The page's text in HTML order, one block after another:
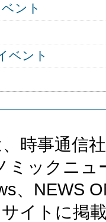
ント
ベント
時事通信
ミックニ
、NEWS
イトに掲